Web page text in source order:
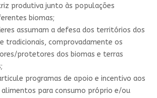
produtiva junto às populações
biomas;
assumam a defesa dos territórios dos
tradicionais, comprovadamente os
protetores dos biomas e terras
programas de apoio e incentivo aos
para consumo próprio e/ou